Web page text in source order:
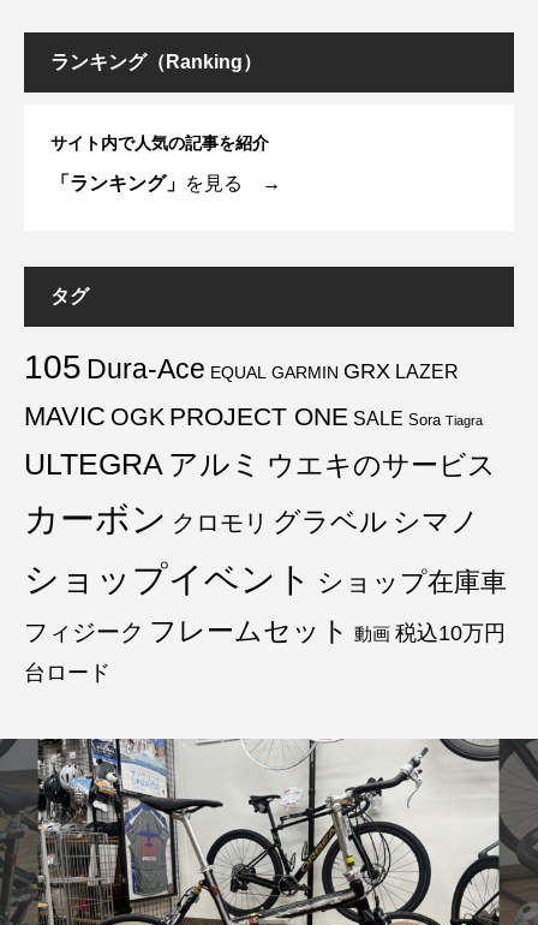
ランキング（Ranking）
サイト内で人気の記事を紹介
「ランキング」 を見る →
タグ
105 Dura-Ace EQUAL GARMIN GRX LAZER
MAVIC OGK PROJECT ONE SALE Sora Tiagra
ULTEGRA アルミ ウエキのサービス
カーボン クロモリ グラベル シマノ
ショップイベント ショップ在庫車
フィジーク フレームセット 動画 税込10万円
台ロード